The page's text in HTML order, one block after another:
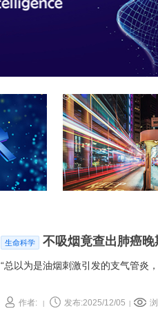
生命科学 不吸烟竟查出肺癌
“总以为是油烟刺激引发的支气管炎
作者: 发布:2025/12/05